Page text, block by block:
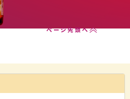
ページ先頭へ